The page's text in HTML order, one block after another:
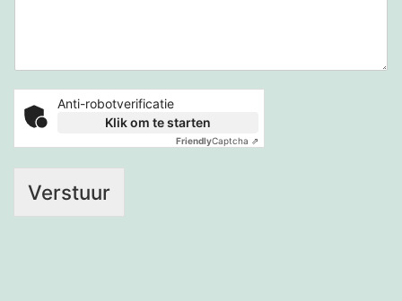
Anti-robotverificatie
Klik om te starten
FriendlyCaptcha ⇗
Verstuur